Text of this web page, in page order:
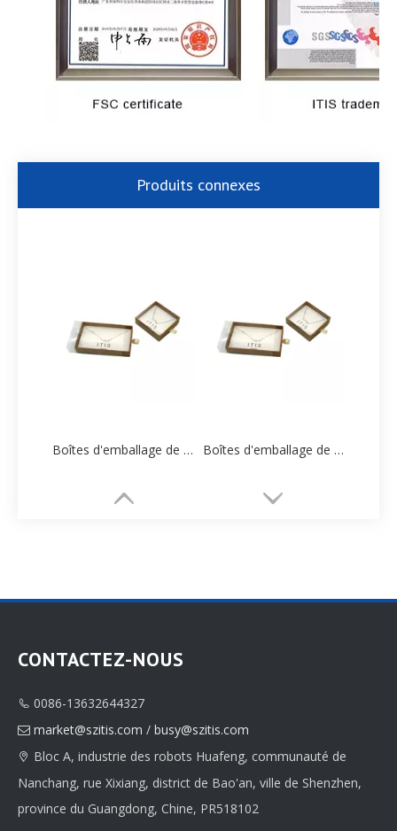
Produits connexes
Boîtes d'emballage de bijoux en papier personnalisées Boîtes d'emballage de bijoux en papier personnalisées
CONTACTEZ-NOUS
 0086-13632644327
 market@szitis.com / busy@szitis.com
 Bloc A, industrie des robots Huafeng, communauté de
Nanchang, rue Xixiang, district de Bao'an, ville de Shenzhen,
province du Guangdong, Chine, PR518102